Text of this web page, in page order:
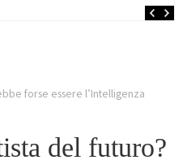
forse essere l’Intelligenza
del futuro?